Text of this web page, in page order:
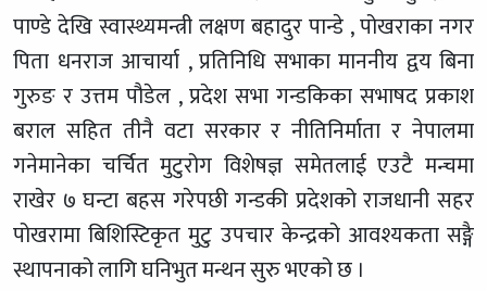
पाण्डे देखि स्वास्थ्यमन्त्री लक्षण बहादुर पान्डे , पोखराका नगर
पिता धनराज आचार्या , प्रतिनिधि सभाका माननीय द्वय बिना
गुरुङ र उत्तम पौडेल , प्रदेश सभा गन्डकिका सभाषद प्रकाश
बराल सहित तीनै वटा सरकार र नीतिनिर्माता र नेपालमा
गनेमानेका चर्चित मुटुरोग विशेषज्ञ समेतलाई एउटै मन्चमा
राखेर ७ घन्टा बहस गरेपछी गन्डकी प्रदेशको राजधानी सहर
पोखरामा बिशिस्टिकृत मुटु उपचार केन्द्रको आवश्यकता सङ्गै
स्थापनाको लागि घनिभुत मन्थन सुरु भएको छ ।